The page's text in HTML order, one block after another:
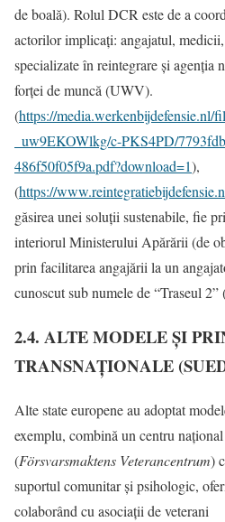
de boală). Rolul DCR este de a
actorilor implicați: angajatul,
specializate în reintegrare și agenția
forței de muncă (UWV).
(https://media.werkenbijdefensie.nl/
_uw9EKOWlkg/c-PKS4PD/
486f50f05f9a.pdf?download=1),
(https://
găsirea unei soluții sustenabile, fie
interiorul Ministerului Apărării (de
prin facilitarea angajării la un
cunoscut sub numele de “Traseul 2”
2.4. ALTE MODELE ȘI
TRANSNAȚIONALE
Alte state europene au adoptat
exemplu, combină un centru
(Försvarsmaktens Veterancentrum)
suportul comunitar și psihologic,
colaborând cu asociații de veterani